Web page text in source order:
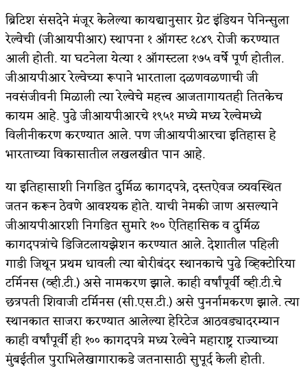
ब्रिटिश संसदेने मंजूर केलेल्या कायद्यानुसार ग्रेट इंडियन पेनिन्सुला
रेल्वेची (जीआयपीआर) स्थापना १ ऑगस्ट १८४९ रोजी करण्यात
आली होती. या घटनेला येत्या १ ऑगस्टला १७५ वर्षे पूर्ण होतील.
जीआयपीआर रेल्वेच्या रूपाने भारताला दळणवळणाची जी
नवसंजीवनी मिळाली त्या रेल्वेचे महत्त्व आजतागायतही तितकेच
कायम आहे. पुढे जीआयपीआरचे १९५१ मध्ये मध्य रेल्वेमध्ये
विलीनीकरण करण्यात आले. पण जीआयपीआरचा इतिहास हे
भारताच्या विकासातील लखलखीत पान आहे.
या इतिहासाशी निगडित दुर्मिळ कागदपत्रे, दस्तऐवज व्यवस्थित
जतन करून ठेवणे आवश्यक होते. याची नेमकी जाण असल्याने
जीआयपीआरशी निगडित सुमारे १०० ऐतिहासिक व दुर्मिळ
कागदपत्रांचे डिजिटलायझेशन करण्यात आले. देशातील पहिली
गाडी जिथून प्रथम धावली त्या बोरीबंदर स्थानकाचे पुढे व्हिक्टोरिया
टर्मिनस (व्ही.टी.) असे नामकरण झाले. काही वर्षांपूर्वी व्ही.टी.चे
छत्रपती शिवाजी टर्मिनस (सी.एस.टी.) असे पुनर्नामकरण झाले. त्या
स्थानकात साजरा करण्यात आलेल्या हेरिटेज आठवड्यादरम्यान
काही वर्षांपूर्वी ही १०० कागदपत्रे मध्य रेल्वेने महाराष्ट्र राज्याच्या
मुंबईतील पुराभिलेखागाराकडे जतनासाठी सुपूर्द केली होती.